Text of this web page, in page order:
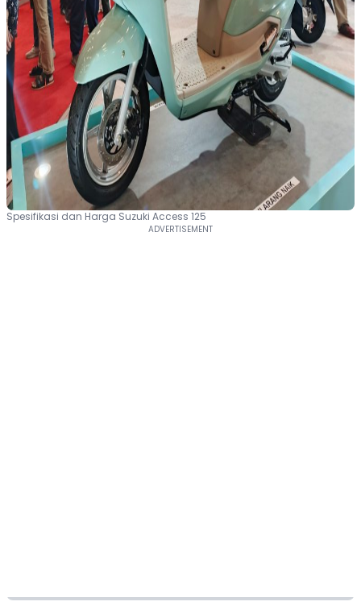
Spesifikasi dan Harga Suzuki Access 125